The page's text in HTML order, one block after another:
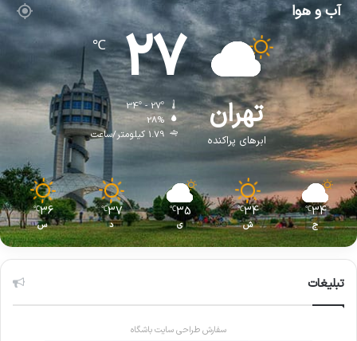
آب و هوا
تهران
ابرهای پراکنده
27
℃
34º - 27º
28%
1.79 کیلومتر/ساعت
34
℃
ج
34
℃
ش
35
℃
ی
37
℃
د
36
℃
س
تبلیغات
سفارش طراحی سایت باشگاه